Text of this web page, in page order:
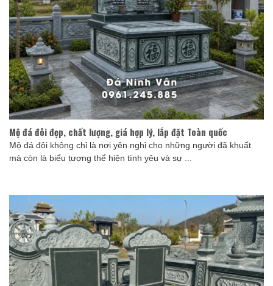
Mộ đá đôi đẹp, chất lượng, giá hợp lý, lắp đặt Toàn quốc
Mộ đá đôi không chỉ là nơi yên nghỉ cho những người đã khuất
mà còn là biểu tượng thể hiện tình yêu và sự ...